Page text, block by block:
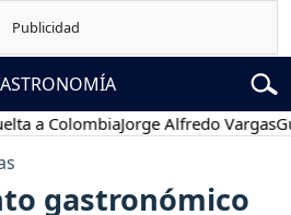
ColombiaJorge Alfredo Vargas
gastronómico